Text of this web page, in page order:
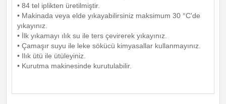
• 84 tel iplikten üretilmiştir.
• Makinada veya elde yıkayabilirsiniz maksimum 30 °C'de
yıkayınız.
• İlk yıkamayı ılık su ile ters çevirerek yıkayınız.
• Çamaşır suyu ile leke sökücü kimyasallar kullanmayınız.
• Ilık ütü ile ütüleyiniz.
• Kurutma makinesinde kurutulabilir.